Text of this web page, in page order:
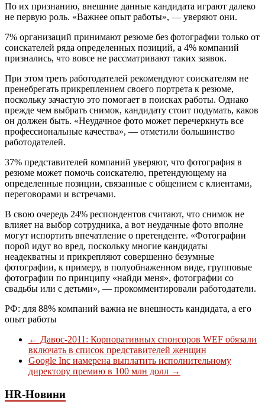
По их признанию, внешние данные кандидата играют далеко
не первую роль. «Важнее опыт работы», — уверяют они.
7% организаций принимают резюме без фотографии только от
соискателей ряда определенных позиций, а 4% компаний
признались, что вовсе не рассматривают таких заявок.
При этом треть работодателей рекомендуют соискателям не
пренебрегать прикреплением своего портрета к резюме,
поскольку зачастую это помогает в поисках работы. Однако
прежде чем выбрать снимок, кандидату стоит подумать, каков
он должен быть. «Неудачное фото может перечеркнуть все
профессиональные качества», — отметили большинство
работодателей.
37% представителей компаний уверяют, что фотография в
резюме может помочь соискателю, претендующему на
определенные позиции, связанные с общением с клиентами,
переговорами и встречами.
В свою очередь 24% респондентов считают, что снимок не
влияет на выбор сотрудника, а вот неудачные фото вполне
могут испортить впечатление о претенденте. «Фотографии
порой идут во вред, поскольку многие кандидаты
неадекватны и прикрепляют совершенно безумные
фотографии, к примеру, в полуобнаженном виде, групповые
фотографии по принципу «найди меня», фотографии со
свадьбы или с детьми», — прокомментировали работодатели.
РФ: для 88% компаний важна не внешность кандидата, а его
опыт работы
← Давос-2011: Корпоративных спонсоров WEF обязали
включать в список представителей женщин
Google Inc намерена выплатить исполнительному
директору премию в 100 млн долл →
HR-Новини